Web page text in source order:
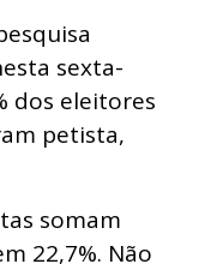
sexta-
dos eleitores
petista,
somam
22,7%. Não